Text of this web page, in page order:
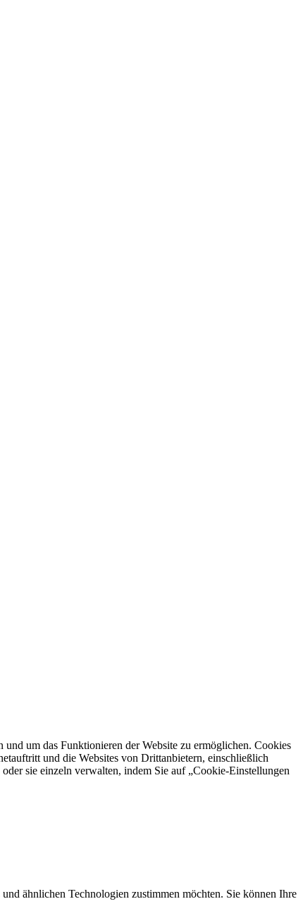
um das Funktionieren der Website zu ermöglichen. Cookies
und die Websites von Drittanbietern, einschließlich
sie einzeln verwalten, indem Sie auf „Cookie-Einstellungen
ähnlichen Technologien zustimmen möchten. Sie können Ihre